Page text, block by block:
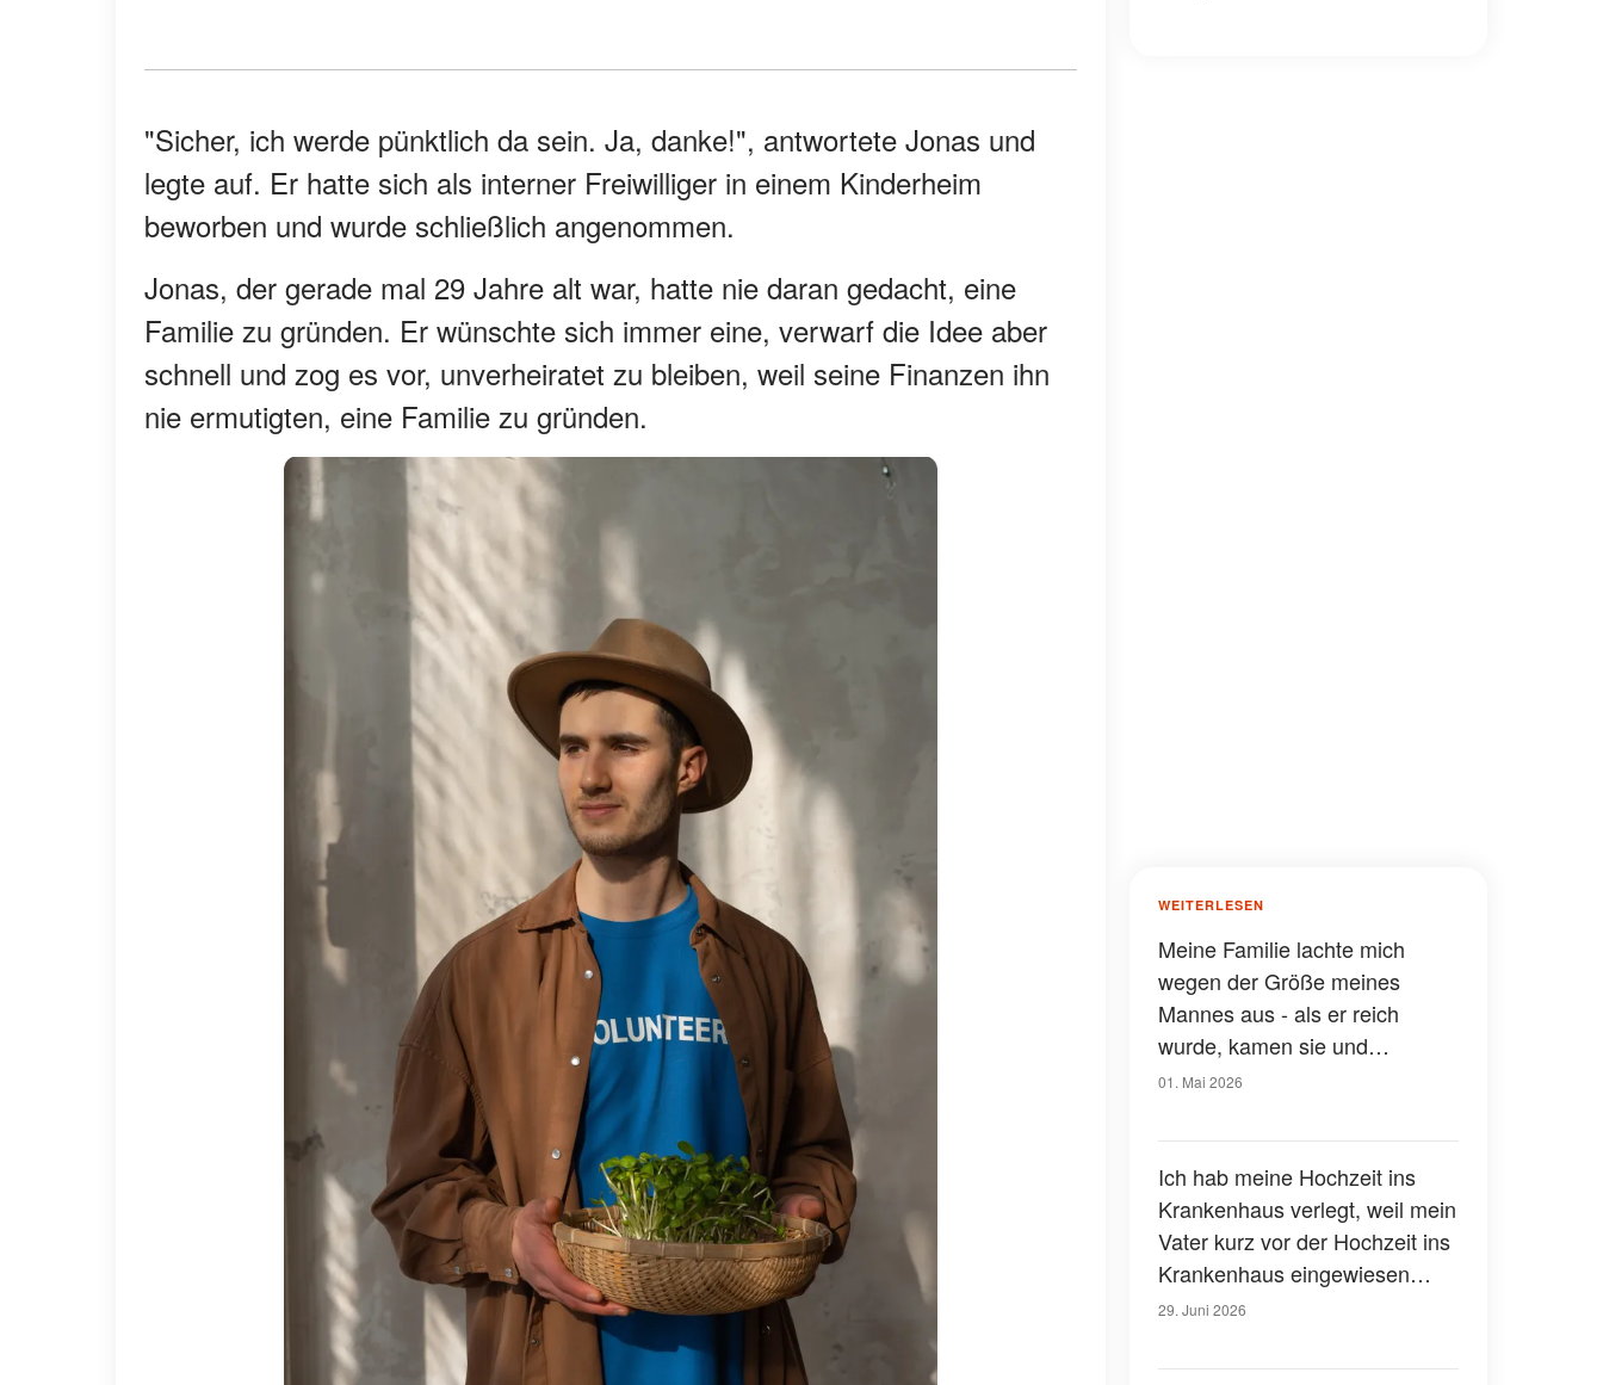
"Sicher, ich werde pünktlich da sein. Ja, danke!", antwortete Jonas und
legte auf. Er hatte sich als interner Freiwilliger in einem Kinderheim
beworben und wurde schließlich angenommen.
Jonas, der gerade mal 29 Jahre alt war, hatte nie daran gedacht, eine
Familie zu gründen. Er wünschte sich immer eine, verwarf die Idee aber
schnell und zog es vor, unverheiratet zu bleiben, weil seine Finanzen ihn
nie ermutigten, eine Familie zu gründen.
WEITERLESEN
Meine Familie lachte mich
wegen der Größe meines
Mannes aus - als er reich
wurde, kamen sie und
verlangten 20.000 Dollar, und
01. Mai 2026
Ich hab meine Hochzeit ins
Krankenhaus verlegt, weil mein
Vater kurz vor der Hochzeit ins
Krankenhaus eingewiesen
wurde – aber nach der
29. Juni 2026